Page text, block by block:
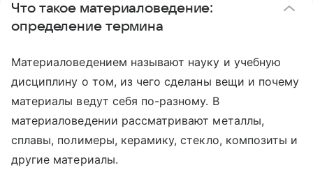
Что такое материаловедение:
определение термина
Материаловедением называют науку и учебную
дисциплину о том, из чего сделаны вещи и почему
материалы ведут себя по-разному. В
материаловедении рассматривают металлы,
сплавы, полимеры, керамику, стекло, композиты и
другие материалы.